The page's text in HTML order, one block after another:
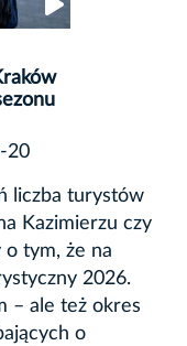
20
liczba turystów
Kazimierzu czy
o tym, że na
2026.
– ale też okres
o